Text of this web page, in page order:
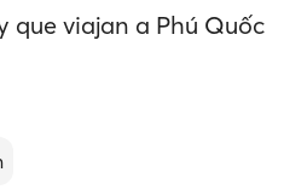
que viajan a Phú Quốc